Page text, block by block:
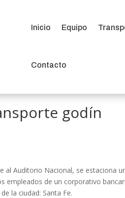
Inicio Equipo
Contacto
godín
al Auditorio Nacional, se estaciona
empleados de un corporativo
la ciudad: Santa Fe.